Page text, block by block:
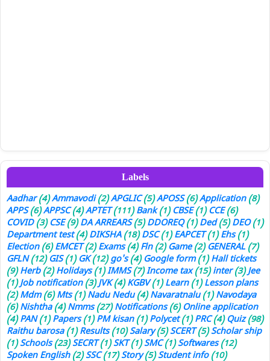
Labels
Aadhar (4) Ammavodi (2) APGLIC (5) APOSS (6) Application (8)
APPS (6) APPSC (4) APTET (111) Bank (1) CBSE (1) CCE (6)
COVID (3) CSE (9) DA ARREARS (5) DDOREQ (1) Ded (5) DEO (1)
Department test (4) DIKSHA (18) DSC (1) EAPCET (1) Ehs (1)
Election (6) EMCET (2) Exams (4) Fln (2) Game (2) GENERAL (7)
GFLN (12) GIS (1) GK (12) go's (4) Google form (1) Hall tickets
(9) Herb (2) Holidays (1) IMMS (7) Income tax (15) inter (3) Jee
(1) Job notification (3) JVK (4) KGBV (1) Learn (1) Lesson plans
(2) Mdm (6) Mts (1) Nadu Nedu (4) Navaratnalu (1) Navodaya
(6) Nishtha (4) Nmms (27) Notifications (6) Online application
(4) PAN (1) Papers (1) PM kisan (1) Polycet (1) PRC (4) Quiz (98)
Raithu barosa (1) Results (10) Salary (5) SCERT (5) Scholar ship
(1) Schools (23) SECRT (1) SKT (1) SMC (1) Softwares (12)
Spoken English (2) SSC (17) Story (5) Student info (10)